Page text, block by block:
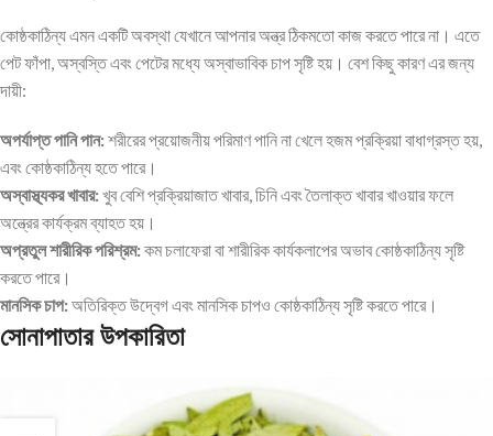
কোষ্ঠকাঠিন্য এমন একটি অবস্থা যেখানে আপনার অন্ত্র ঠিকমতো কাজ করতে পারে না। এতে
পেট ফাঁপা, অস্বস্তি এবং পেটের মধ্যে অস্বাভাবিক চাপ সৃষ্টি হয়। বেশ কিছু কারণ এর জন্য
দায়ী:
অপর্যাপ্ত পানি পান:শরীরের প্রয়োজনীয় পরিমাণ পানি না খেলে হজম প্রক্রিয়া বাধাগ্রস্ত হয়,
এবং কোষ্ঠকাঠিন্য হতে পারে।
অস্বাস্থ্যকর খাবার:খুব বেশি প্রক্রিয়াজাত খাবার, চিনি এবং তৈলাক্ত খাবার খাওয়ার ফলে
অন্ত্রের কার্যক্রম ব্যাহত হয়।
অপ্রতুল শারীরিক পরিশ্রম:কম চলাফেরা বা শারীরিক কার্যকলাপের অভাব কোষ্ঠকাঠিন্য সৃষ্টি
করতে পারে।
মানসিক চাপ:অতিরিক্ত উদ্বেগ এবং মানসিক চাপও কোষ্ঠকাঠিন্য সৃষ্টি করতে পারে।
সোনাপাতার উপকারিতা